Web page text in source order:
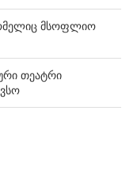
მსოფლიო
თეატრი